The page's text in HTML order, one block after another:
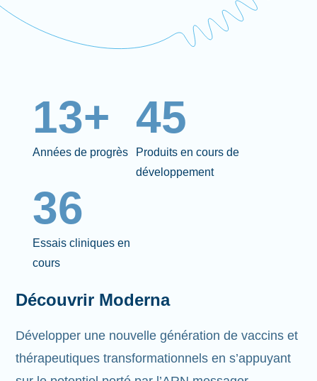
13+
Années de progrès
45
Produits en cours de
développement
36
Essais cliniques en
cours
Découvrir Moderna
Développer une nouvelle génération de vaccins et
thérapeutiques transformationnels en s’appuyant